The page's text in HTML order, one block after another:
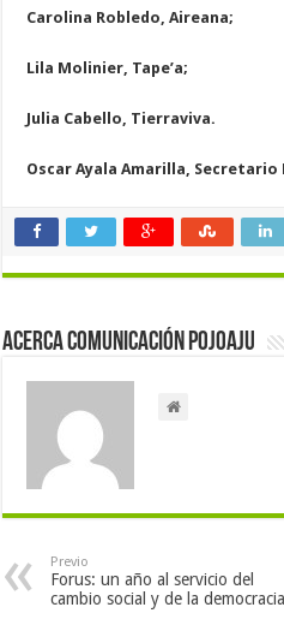
Carolina Robledo, Aireana;
Lila Molinier, Tape’a;
Julia Cabello, Tierraviva.
Oscar Ayala Amarilla, Secretario
Acerca Comunicación Pojoaju
Previo
Forus: un año al servicio del
cambio social y de la democracia